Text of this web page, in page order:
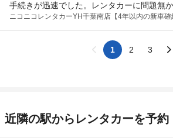
手続きが迅速でした。レンタカーに問題無か
ニコニコレンタカーYH千葉南店【4年以内の新車確
1 2 3
近隣の駅からレンタカーを予約